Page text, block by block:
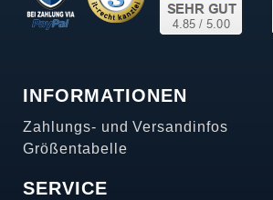
INFORMATIONEN
Zahlungs- und Versandinfos
Größentabelle
SERVICE